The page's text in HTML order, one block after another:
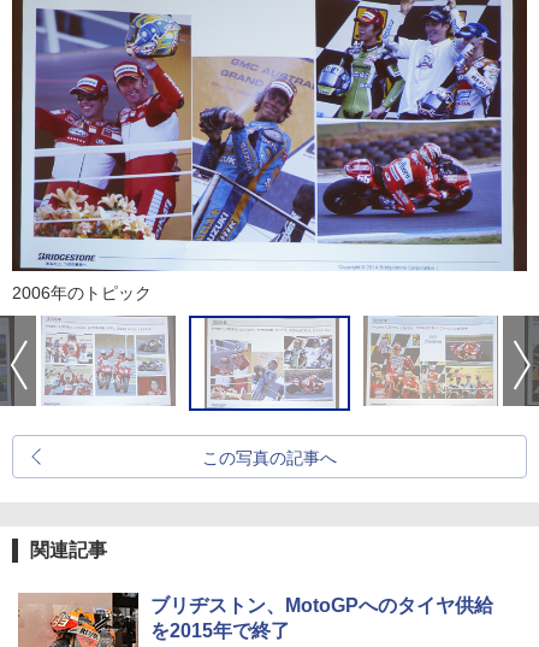
2006年のトピック
この写真の記事へ
関連記事
ブリヂストン、MotoGPへのタイヤ供給
を2015年で終了